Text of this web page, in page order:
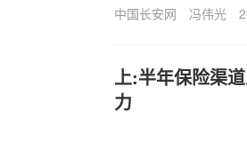
中国长安网 冯伟光
上:半年保险渠
力